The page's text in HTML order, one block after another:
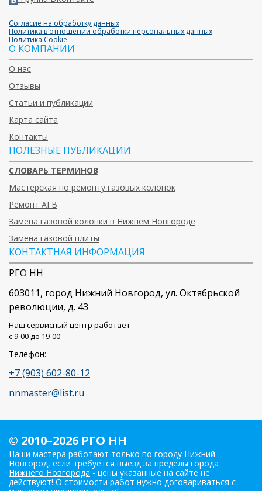
Согласие на обработку данных
Политика в отношении обработки персональных данных
Политика Cookie
О КОМПАНИИ
О нас
Отзывы
Статьи и публикации
Карта сайта
Контакты
ПОЛЕЗНЫЕ ПУБЛИКАЦИИ
СЛОВАРЬ ТЕРМИНОВ
Мастерская по ремонту газовых колонок
Ремонт АГВ
Замена газовой колонки в Нижнем Новгороде
Замена газовой плиты
КОНТАКТНАЯ ИНФОРМАЦИЯ
РГО НН
603011, город Нижний Новгород, ул. Октябрьской
революции, д. 43
Наш сервисный центр работает
c 9-00 до 19-00
Телефон:
+7 (903) 602-80-12
nnmaster@list.ru
© 2010–2026 РГО НН
Наши мастера работают только по городу Нижний
Новгород, если требуется выезд за пределы города
Нижнего Новгорода - цены указанные на сайте не
действуют! О стоимости работ нужно договариваться с